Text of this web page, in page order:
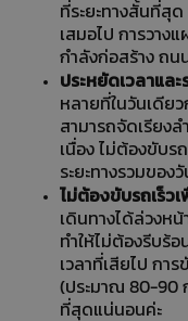
ที่ระยะทางสั้นที่สุ
เสมอไป การวาง
กำลังก่อสร้าง ถน
ประหยัดเวลาและ
หลายที่ในวันเดียว
สามารถจัดเรียงล
เนื่อง ไม่ต้องขับร
ระยะทางรวมของ
ไม่ต้องขับรถเร็ว
เดินทางได้ล่วงหน้
ทำให้ไม่ต้องรีบร้
เวลาที่เสียไป การ
(ประมาณ 80-90
ที่สุดแน่นอนค่ะ